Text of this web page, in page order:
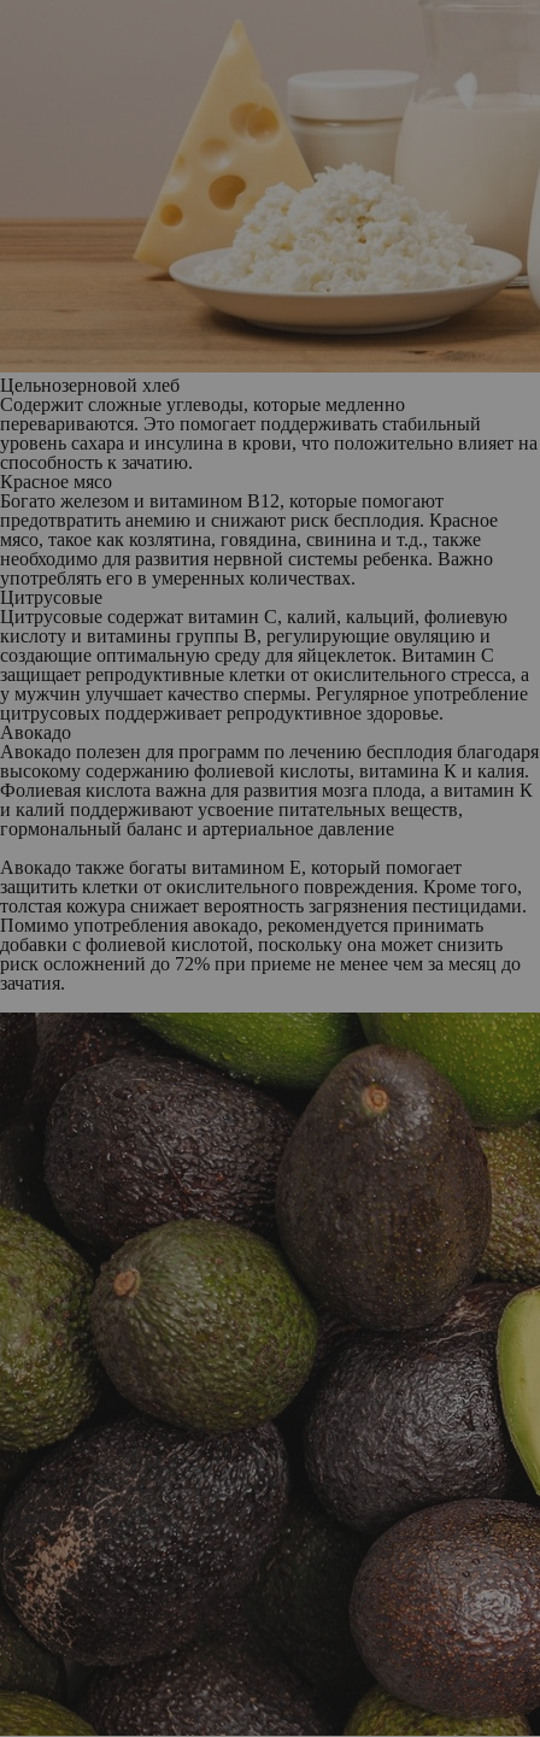
Цельнозерновой хлеб
Содержит сложные углеводы, которые медленно
перевариваются. Это помогает поддерживать стабильный
уровень сахара и инсулина в крови, что положительно влияет на
способность к зачатию.
Красное мясо
Богато железом и витамином B12, которые помогают
предотвратить анемию и снижают риск бесплодия. Красное
мясо, такое как козлятина, говядина, свинина и т.д., также
необходимо для развития нервной системы ребенка. Важно
употреблять его в умеренных количествах.
Цитрусовые
Цитрусовые содержат витамин С, калий, кальций, фолиевую
кислоту и витамины группы B, регулирующие овуляцию и
создающие оптимальную среду для яйцеклеток. Витамин С
защищает репродуктивные клетки от окислительного стресса, а
у мужчин улучшает качество спермы. Регулярное употребление
цитрусовых поддерживает репродуктивное здоровье.
Авокадо
Авокадо полезен для программ по лечению бесплодия благодаря
высокому содержанию фолиевой кислоты, витамина К и калия.
Фолиевая кислота важна для развития мозга плода, а витамин К
и калий поддерживают усвоение питательных веществ,
гормональный баланс и артериальное давление
Авокадо также богаты витамином Е, который помогает
защитить клетки от окислительного повреждения. Кроме того,
толстая кожура снижает вероятность загрязнения пестицидами.
Помимо употребления авокадо, рекомендуется принимать
добавки с фолиевой кислотой, поскольку она может снизить
риск осложнений до 72% при приеме не менее чем за месяц до
зачатия.